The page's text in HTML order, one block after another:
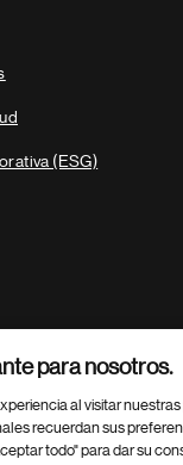
(ESG)
para nosotros.
al visitar
recuerdan sus
todo" para dar su